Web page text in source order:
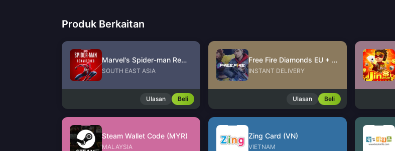
Produk Berkaitan
Marvel's Spider-man Remastered PC Version (Steam)
SOUTH EAST ASIA
Ulasan Beli
Free Fire Diamonds EU + TR
INSTANT DELIVERY
Ulasan Beli
Steam Wallet Code (MYR)
MALAYSIA
Zing Card (VN)
VIETNAM